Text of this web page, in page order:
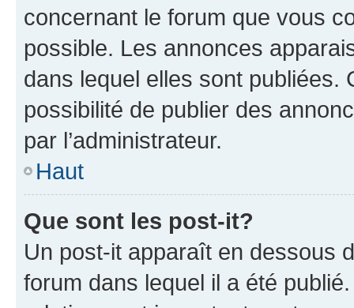
concernant le forum que vous
possible. Les annonces
dans lequel elles sont publiées.
possibilité de publier des
par l’administrateur.
Haut
Que sont les post-it?
Un post-it apparaît en dessous
forum dans lequel il a été